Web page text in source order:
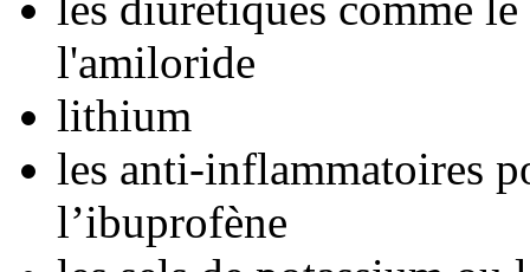
l'amiloride
lithium
les anti-inflammatoires
l’ibuprofène